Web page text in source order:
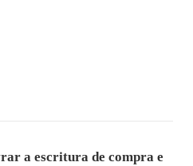
a escritura de compra e